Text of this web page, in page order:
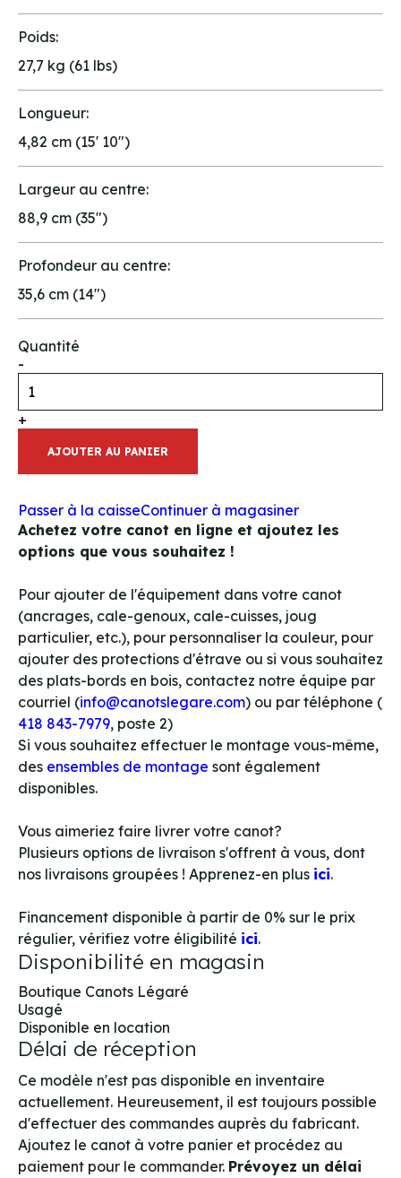
Poids:
27,7 kg (61 lbs)
Longueur:
4,82 cm (15' 10")
Largeur au centre:
88,9 cm (35")
Profondeur au centre:
35,6 cm (14")
Quantité
-
+
AJOUTER AU PANIER
Passer à la caisseContinuer à magasiner
Achetez votre canot en ligne et ajoutez les
options que vous souhaitez !
Pour ajouter de l'équipement dans votre canot
(ancrages, cale-genoux, cale-cuisses, joug
particulier, etc.), pour personnaliser la couleur, pour
ajouter des protections d'étrave ou si vous souhaitez
des plats-bords en bois, contactez notre équipe par
courriel (info@canotslegare.com) ou par téléphone (
418 843-7979, poste 2)
Si vous souhaitez effectuer le montage vous-même,
des ensembles de montage sont également
disponibles.
Vous aimeriez faire livrer votre canot?
Plusieurs options de livraison s'offrent à vous, dont
nos livraisons groupées ! Apprenez-en plus ici.
Financement disponible à partir de 0% sur le prix
régulier, vérifiez votre éligibilité ici.
Disponibilité en magasin
Boutique Canots Légaré
Usagé
Disponible en location
Délai de réception
Ce modèle n'est pas disponible en inventaire
actuellement. Heureusement, il est toujours possible
d'effectuer des commandes auprès du fabricant.
Ajoutez le canot à votre panier et procédez au
paiement pour le commander. Prévoyez un délai